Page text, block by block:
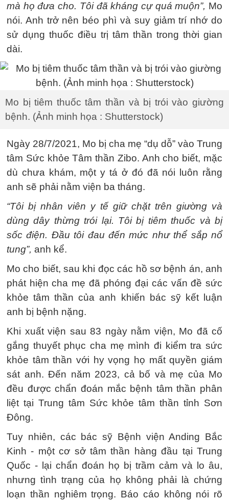
mà họ đưa cho. Tôi đã kháng cự quá muộn”, Mo
nói. Anh trở nên béo phì và suy giảm trí nhớ do
sử dụng thuốc điều trị tâm thần trong thời gian
dài.
Mo bị tiêm thuốc tâm thần và bị trói vào giường
bệnh. (Ảnh minh họa : Shutterstock)
Ngày 28/7/2021, Mo bị cha mẹ “dụ dỗ” vào Trung
tâm Sức khỏe Tâm thần Zibo. Anh cho biết, mặc
dù chưa khám, một y tá ở đó đã nói luôn rằng
anh sẽ phải nằm viện ba tháng.
“Tôi bị nhân viên y tế giữ chặt trên giường và
dùng dây thừng trói lại. Tôi bị tiêm thuốc và bị
sốc điện. Đầu tôi đau đến mức như thể sắp nổ
tung”, anh kể.
Mo cho biết, sau khi đọc các hồ sơ bệnh án, anh
phát hiện cha mẹ đã phóng đại các vấn đề sức
khỏe tâm thần của anh khiến bác sỹ kết luận
anh bị bệnh nặng.
Khi xuất viện sau 83 ngày nằm viện, Mo đã cố
gắng thuyết phục cha mẹ mình đi kiểm tra sức
khỏe tâm thần với hy vọng họ mất quyền giám
sát anh. Đến năm 2023, cả bố và mẹ của Mo
đều được chẩn đoán mắc bệnh tâm thần phân
liệt tại Trung tâm Sức khỏe tâm thần tỉnh Sơn
Đông.
Tuy nhiên, các bác sỹ Bệnh viện Anding Bắc
Kinh - một cơ sở tâm thần hàng đầu tại Trung
Quốc - lại chẩn đoán họ bị trầm cảm và lo âu,
nhưng tình trạng của họ không phải là chứng
loạn thần nghiêm trọng. Báo cáo không nói rõ